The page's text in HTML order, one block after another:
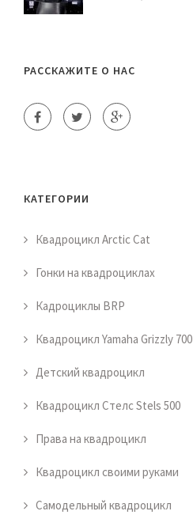
РАССКАЖИТЕ О НАС
КАТЕГОРИИ
Квадроцикл Arctic Cat
Гонки на квадроциклах
Кадроциклы BRP
Квадроцикл Yamaha Grizzly 700
Детский квадроцикл
Квадроцикл Стелс Stels 500
Права на квадроцикл
Квадроцикл своими руками
Самодельный квадроцикл